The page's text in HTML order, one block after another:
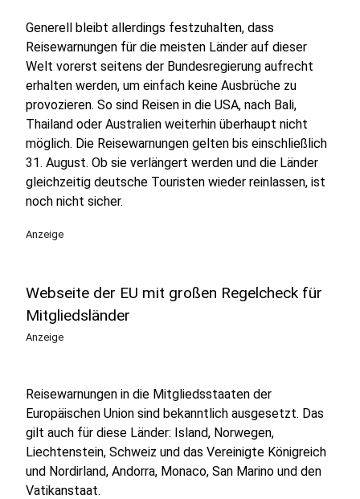
Generell bleibt allerdings festzuhalten, dass
Reisewarnungen für die meisten Länder auf dieser
Welt vorerst seitens der Bundesregierung aufrecht
erhalten werden, um einfach keine Ausbrüche zu
provozieren. So sind Reisen in die USA, nach Bali,
Thailand oder Australien weiterhin überhaupt nicht
möglich. Die Reisewarnungen gelten bis einschließlich
31. August. Ob sie verlängert werden und die Länder
gleichzeitig deutsche Touristen wieder reinlassen, ist
noch nicht sicher.
Anzeige
Webseite der EU mit großen Regelcheck für
Mitgliedsländer
Anzeige
Reisewarnungen in die Mitgliedsstaaten der
Europäischen Union sind bekanntlich ausgesetzt. Das
gilt auch für diese Länder: Island, Norwegen,
Liechtenstein, Schweiz und das Vereinigte Königreich
und Nordirland, Andorra, Monaco, San Marino und den
Vatikanstaat.